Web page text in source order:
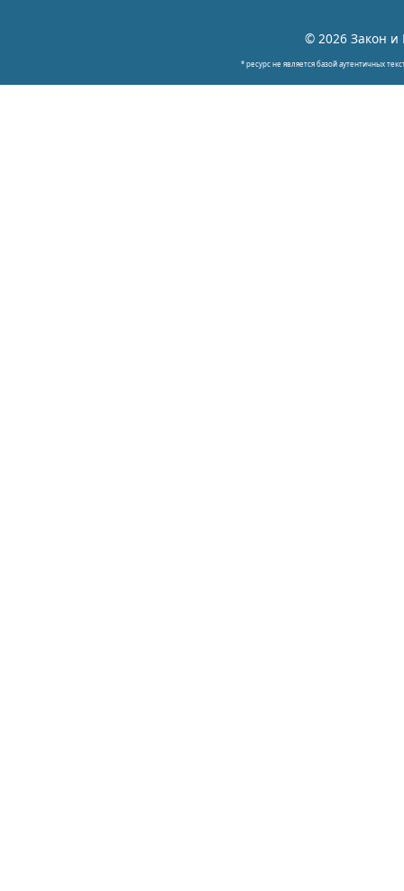
© 2026 Закон и
* ресурс не является базой аутентичных